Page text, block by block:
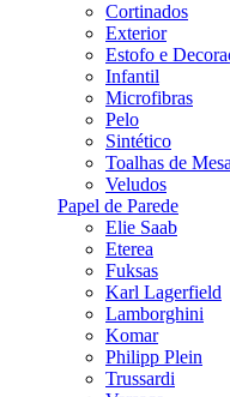
Cortinados
Exterior
Estofo e
Infantil
Microfibras
Pelo
Sintético
Toalhas de Mesa
Veludos
Papel de Parede
Elie Saab
Eterea
Fuksas
Karl Lagerfield
Lamborghini
Komar
Philipp Plein
Trussardi